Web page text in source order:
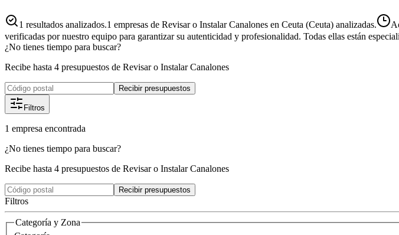
1 resultados analizados.1 empresas de Revisar o Instalar Canalones en Ceuta (Ceuta) analizadas.
verificadas por nuestro equipo para garantizar su autenticidad y profesionalidad. Todas ellas están
¿No tienes tiempo para buscar?
Recibe hasta 4 presupuestos de Revisar o Instalar Canalones
Recibir presupuestos
Filtros
1 empresa encontrada
¿No tienes tiempo para buscar?
Recibe hasta 4 presupuestos de Revisar o Instalar Canalones
Recibir presupuestos
Filtros
Categoría y Zona